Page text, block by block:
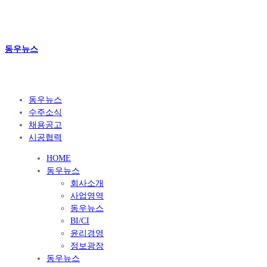
동우뉴스
동우뉴스
수주소식
채용공고
시공협력
HOME
동우뉴스
회사소개
사업영역
동우뉴스
BI/CI
윤리경영
정보광장
동우뉴스